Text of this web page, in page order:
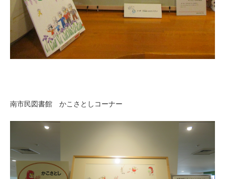
南市民図書館 かこさとしコーナー